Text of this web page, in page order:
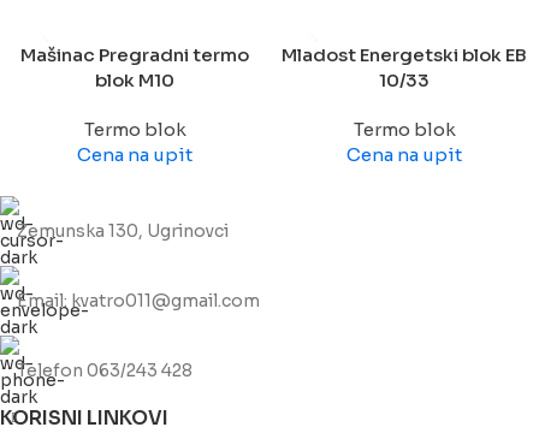
Mašinac Pregradni termo
blok M10
Termo blok
Cena na upit
Mladost Energetski blok EB
10/33
Termo blok
Cena na upit
Zemunska 130, Ugrinovci
Email: kvatro011@gmail.com
Telefon 063/243 428
KORISNI LINKOVI